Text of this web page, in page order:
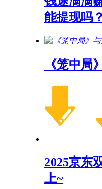
能提现吗？
《笼中局
2025京东
上~